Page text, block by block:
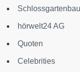
hörwelt24 AG
Quoten
Celebrities